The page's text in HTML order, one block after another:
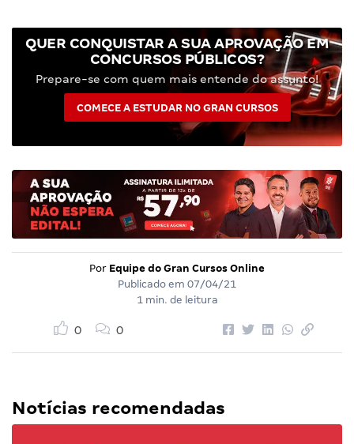
QUER CONQUISTAR A SUA APROVAÇÃO EM
CONCURSOS PÚBLICOS?
Prepare-se com quem mais entende do assunto!
COMECE A ESTUDAR NO GRAN CURSOS
Por Equipe do Gran Cursos Online
Publicado em 07/04/21
1 min. de leitura
0 0
Notícias recomendadas